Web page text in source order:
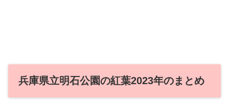
兵庫県立明石公園の紅葉2023年のまとめ